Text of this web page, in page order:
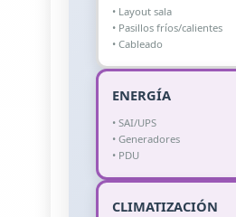
• Layout sala
• Pasillos fríos/calientes
• Cableado
ENERGÍA
• SAI/UPS
• Generadores
• PDU
CLIMATIZACIÓN